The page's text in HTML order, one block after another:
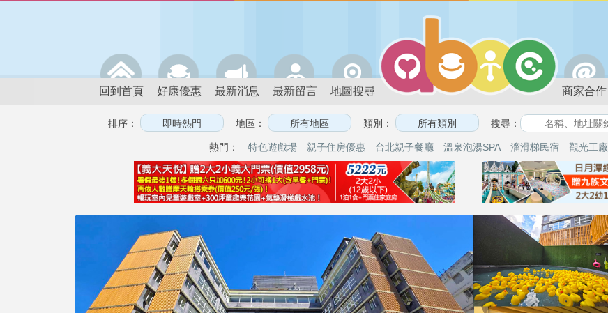
回到首頁 好康優惠 最新消息 最新留言 地圖搜尋 商家合作
排序： 地區： 類別： 搜尋：
熱門： 特色遊戲場 親子住房優惠 台北親子餐廳 溫泉泡湯SPA 溜滑梯民宿 觀光工廠